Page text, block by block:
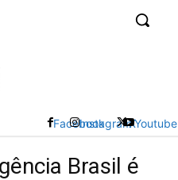
FacebookInstagramXYoutube
Brasil é